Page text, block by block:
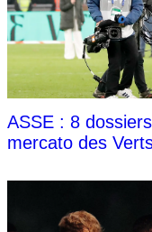
ASSE : 8
mercato des